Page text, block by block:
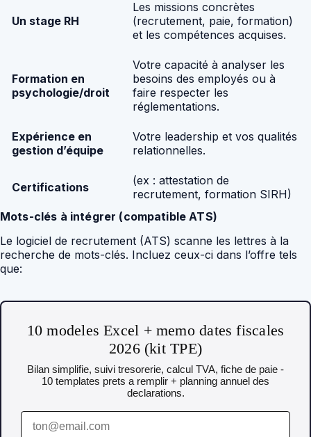
Un stage RH
Les missions concrètes
(recrutement, paie, formation)
et les compétences acquises.
Formation en
psychologie/droit
Votre capacité à analyser les
besoins des employés ou à
faire respecter les
réglementations.
Expérience en
gestion d’équipe
Votre leadership et vos qualités
relationnelles.
Certifications
(ex : attestation de
recrutement, formation SIRH)
Mots-clés à intégrer (compatible ATS)
Le logiciel de recrutement (ATS) scanne les lettres à la
recherche de mots-clés. Incluez ceux-ci dans l’offre tels
que:
10 modeles Excel + memo dates fiscales
2026 (kit TPE)
Bilan simplifie, suivi tresorerie, calcul TVA, fiche de paie -
10 templates prets a remplir + planning annuel des
declarations.